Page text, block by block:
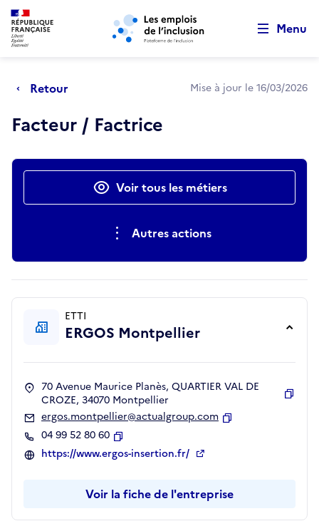
Aller au menu principal Aller au contenu principal
Menu
Retour Mise à jour le 16/03/2026
Facteur / Factrice
Actions rapidesVoir tous les métiers
Autres actions
ETTI
ERGOS Montpellier
70 Avenue Maurice Planès, QUARTIER VAL DE
CROZE, 34070 Montpellier
ergos.montpellier@actualgroup.com
04 99 52 80 60
Copier
https://www.ergos-insertion.fr/
Voir la fiche de l'entreprise
Retour au début de la page
Panneau de gestion des cookies